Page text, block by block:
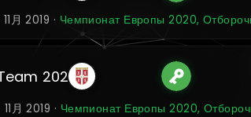
11月 2019 · Чемпионат Европы 2020,
202
11月 2019 · Чемпионат Европы 2020,